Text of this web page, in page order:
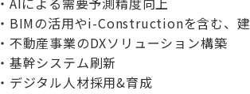
・BIMの活用やi-Constructionを含む、
・不動産事業のDXソリューション構築
・基幹システム刷新
・デジタル人材採用&育成